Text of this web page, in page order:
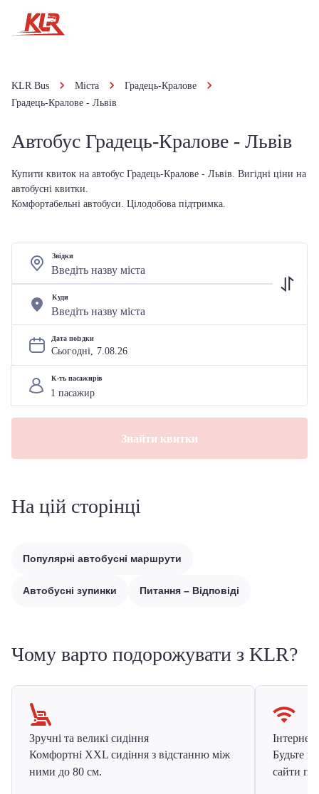
KLR Bus Міста
Градець-Кралове
Градець-Кралове - Львів
Автобус Градець-Кралове - Львів
Купити квиток на автобус Градець-Кралове - Львів. Вигідні ціни на
автобусні квитки.
Комфортабельні автобуси. Цілодобова підтримка.
Звідки
Куди
Дата поїздки
Сьогодні, 7.08.26
К-ть пасажирів
Знайти квитки
На цій сторінці
Популярні автобусні маршрути
Автобусні зупинки Питання – Відповіді
Чому варто подорожувати з KLR?
Зручні та великі сидіння
Комфортні XXL сидіння з відстанню між
ними до 80 см.
Інтернет
Будьте
сайти